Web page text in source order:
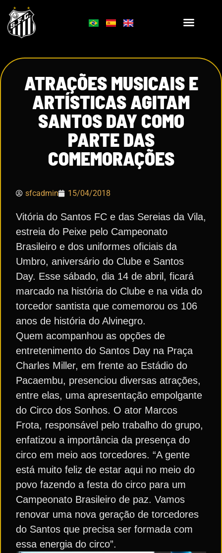
ATRAÇÕES MUSICAIS E
ARTÍSTICAS AGITAM
SANTOS DAY COMO
PARTE DAS
COMEMORAÇÕES
sfcadmin 15/04/2018
Vitória do Santos FC e das Sereias da Vila,
estreia do Peixe pelo Campeonato
Brasileiro e dos uniformes oficiais da
Umbro, aniversário do Clube e Santos
Day. Esse sábado, dia 14 de abril, ficará
marcado na história do Clube e na vida do
torcedor santista que comemorou os 106
anos de história do Alvinegro.
Quem acompanhou as opções de
entretenimento do Santos Day na Praça
Charles Miller, em frente ao Estádio do
Pacaembu, presenciou diversas atrações,
entre elas, uma apresentação empolgante
do Circo dos Sonhos. O ator Marcos
Frota, responsável pelo trabalho do grupo,
enfatizou a importância da presença do
circo em meio aos torcedores. “A gente
está muito feliz de estar aqui no meio do
povo fazendo a festa do circo para um
Campeonato Brasileiro de paz. Vamos
renovar uma nova geração de torcedores
do Santos que precisa ser formada com
essa energia do circo”.